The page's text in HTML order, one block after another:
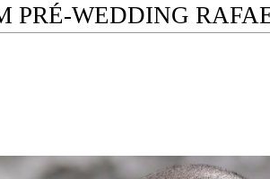
PRÉ-WEDDING